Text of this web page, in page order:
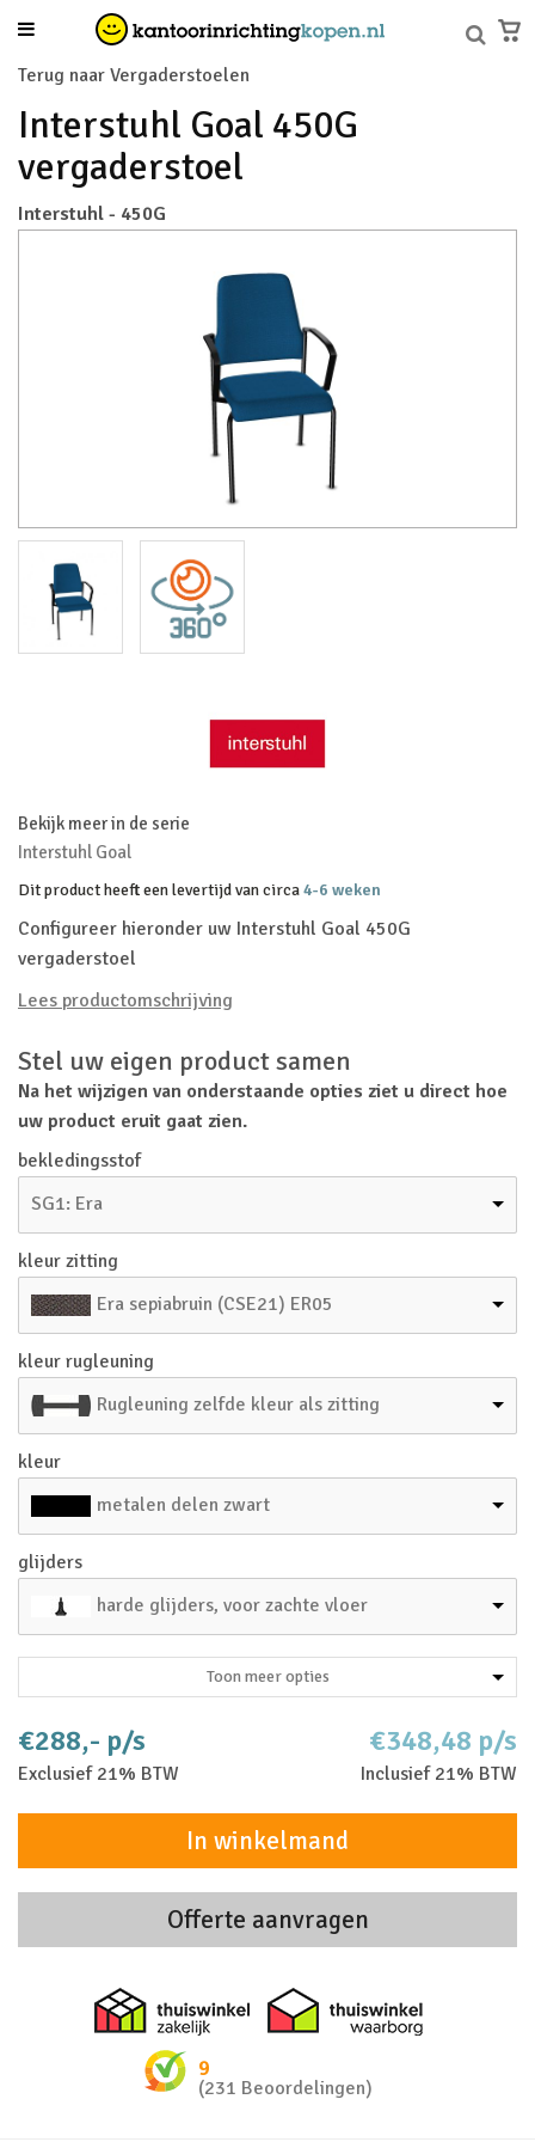
Terug naar Vergaderstoelen
Interstuhl Goal 450G
vergaderstoel
Interstuhl - 450G
Bekijk meer in de serie
Interstuhl Goal
Dit product heeft een levertijd van circa4-6 weken
Configureer hieronder uw Interstuhl Goal 450G
vergaderstoel
Lees productomschrijving
Stel uw eigen product samen
Na het wijzigen van onderstaande opties ziet u direct hoe
uw product eruit gaat zien.
bekledingsstof
SG1: Era
kleur zitting
Era sepiabruin (CSE21) ER05
kleur rugleuning
Rugleuning zelfde kleur als zitting
kleur
metalen delen zwart
glijders
harde glijders, voor zachte vloer
Toon meer opties
€288,- p/s
Exclusief 21% BTW
€348,48 p/s
Inclusief 21% BTW
In winkelmand
Offerte aanvragen
Thuiswinkel zakelijk
9
(231 Beoordelingen)